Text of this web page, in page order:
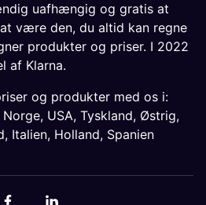
uafhængig og gratis at
være den, du altid kan regne
produkter og priser. I 2022
af Klarna.
og produkter med os i:
Norge, USA, Tyskland, Østrig,
, Italien, Holland, Spanien